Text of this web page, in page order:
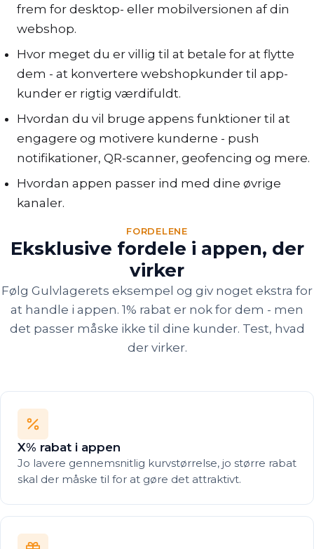
frem for desktop- eller mobilversionen af din
webshop.
Hvor meget du er villig til at betale for at flytte
dem - at konvertere webshopkunder til app-
kunder er rigtig værdifuldt.
Hvordan du vil bruge appens funktioner til at
engagere og motivere kunderne - push
notifikationer, QR-scanner, geofencing og mere.
Hvordan appen passer ind med dine øvrige
kanaler.
FORDELENE
Eksklusive fordele i appen, der
virker
Følg Gulvlagerets eksempel og giv noget ekstra for
at handle i appen. 1% rabat er nok for dem - men
det passer måske ikke til dine kunder. Test, hvad
der virker.
X% rabat i appen
Jo lavere gennemsnitlig kurvstørrelse, jo større rabat
skal der måske til for at gøre det attraktivt.